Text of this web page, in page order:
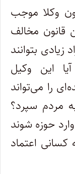
وکلا موجب
قانون مخالف
زیادی بتوانند
این وکیل
را می‌تواند
مردم سپرد؟
حوزه شوند
اعتماد